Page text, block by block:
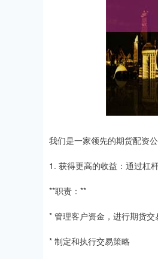
我们是一家领先的期货配资
1. 获得更高的收益：通过杠
**职责：**
* 管理客户资金，进行期货交
* 制定和执行交易策略